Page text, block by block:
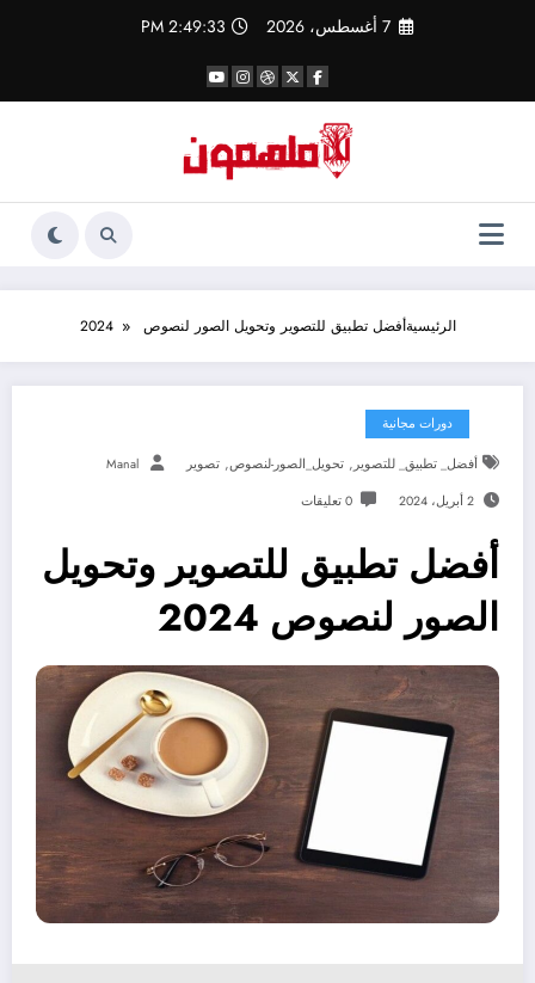
7 أغسطس، 2026 2:49:33 PM
الرئيسيةأفضل تطبيق للتصوير وتحويل الصور لنصوص 2024
دورات مجانية
أفضل_ تطبيق_ للتصوير , تحويل_الصور-لنصوص, تصوير Manal
2 أبريل، 2024 0 تعليقات
أفضل تطبيق للتصوير وتحويل
الصور لنصوص 2024